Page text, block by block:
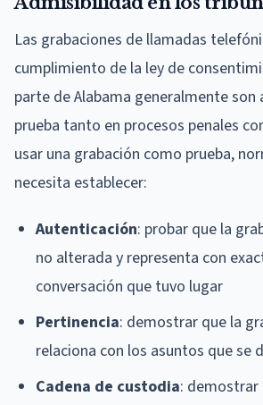
Las grabaciones de llamadas
cumplimiento de la ley de
parte de Alabama generalmente son
prueba tanto en procesos penales
usar una grabación como prueba,
necesita establecer:
Autenticación: probar que la
no alterada y representa con
conversación que tuvo lugar
Pertinencia: demostrar que la
relaciona con los asuntos que se
Cadena de custodia: demostrar